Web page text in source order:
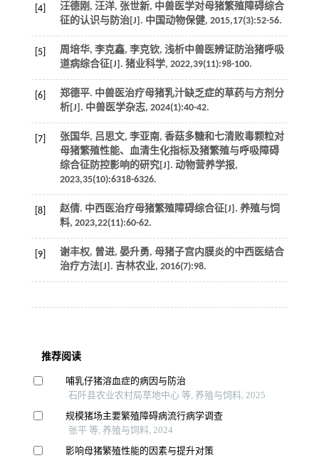
[4]
汪德刚, 汪洋, 张世新, 中兽医学对母猪繁殖障碍综合
征的认识与防治[J]. 中国动物保健, 2015,17(3):52-56.
[5]
周培华, 李克鑫, 李克钦, 浅析中兽医辨证防治猪呼吸
道病综合征[J]. 猪业科学, 2022,39(11):98-100.
[6]
郑德平. 中兽医治疗母猪乳汁缺乏症的草药与方剂分
析[J]. 中兽医学杂志, 2024(1):40-42.
[7]
张国华, 吕思文, 李亚南, 香菇多糖和七清败毒颗粒对
母猪繁殖性能、血清生化指标及猪繁殖与呼吸障碍
综合征防控影响的研究[J]. 动物营养学报,
2023,35(10):6318-6326.
[8] 赵倩. 中西医治疗母猪繁殖障碍综合征[J]. 养殖与饲
料, 2023,22(11):60-62.
[9]
谢丰权, 曾进, 晏升勇, 母猪子宫内膜炎的中西医结合
治疗方法[J]. 吉林农业, 2016(7):98.